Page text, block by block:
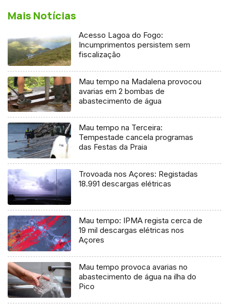
Mais Notícias
Acesso Lagoa do Fogo:
Incumprimentos persistem sem
fiscalização
Mau tempo na Madalena provocou
avarias em 2 bombas de
abastecimento de água
Mau tempo na Terceira:
Tempestade cancela programas
das Festas da Praia
Trovoada nos Açores: Registadas
18.991 descargas elétricas
Mau tempo: IPMA regista cerca de
19 mil descargas elétricas nos
Açores
Mau tempo provoca avarias no
abastecimento de água na ilha do
Pico